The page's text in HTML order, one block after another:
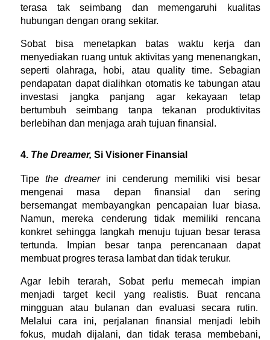
terasa tak seimbang dan memengaruhi kualitas
hubungan dengan orang sekitar.
Sobat bisa menetapkan batas waktu kerja dan
menyediakan ruang untuk aktivitas yang menenangkan,
seperti olahraga, hobi, atau quality time. Sebagian
pendapatan dapat dialihkan otomatis ke tabungan atau
investasi jangka panjang agar kekayaan tetap
bertumbuh seimbang tanpa tekanan produktivitas
berlebihan dan menjaga arah tujuan finansial.
4. The Dreamer, Si Visioner Finansial
Tipe the dreamer ini cenderung memiliki visi besar
mengenai masa depan finansial dan sering
bersemangat membayangkan pencapaian luar biasa.
Namun, mereka cenderung tidak memiliki rencana
konkret sehingga langkah menuju tujuan besar terasa
tertunda. Impian besar tanpa perencanaan dapat
membuat progres terasa lambat dan tidak terukur.
Agar lebih terarah, Sobat perlu memecah impian
menjadi target kecil yang realistis. Buat rencana
mingguan atau bulanan dan evaluasi secara rutin.
Melalui cara ini, perjalanan finansial menjadi lebih
fokus, mudah dijalani, dan tidak terasa membebani,